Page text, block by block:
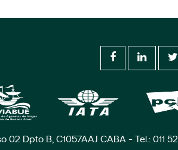
02 Dpto B, C1057AAJ CABA - Tel.: 011